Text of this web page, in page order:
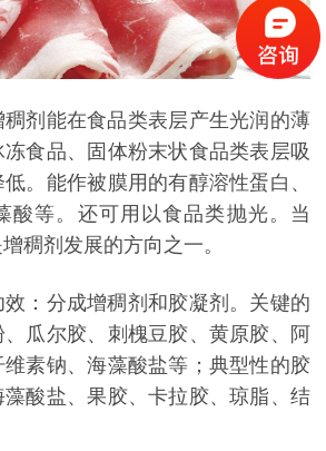
剂能在食品类表层产生光润的薄
食品、固体粉末状食品类表层吸
。能作被膜用的有醇溶性蛋白、
酸等。还可用以食品类抛光。当
稠剂发展的方向之一。
：分成增稠剂和胶凝剂。关键的
瓜尔胶、刺槐豆胶、黄原胶、阿
素钠、海藻酸盐等；典型性的胶
酸盐、果胶、卡拉胶、琼脂、结